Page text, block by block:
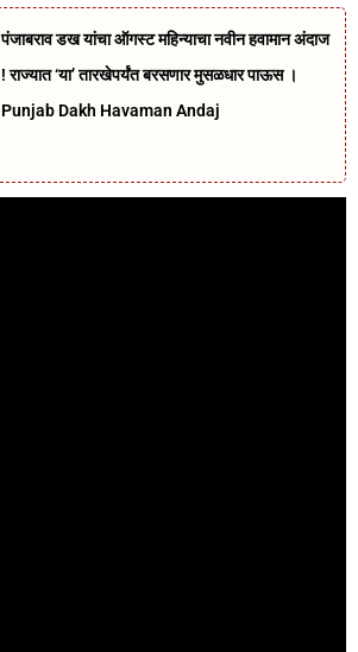
पंजाबराव डख यांचा ऑगस्ट महिन्याचा नवीन हवामान अंदाज
! राज्यात ‘या’ तारखेपर्यंत बरसणार मुसळधार पाऊस ।
Punjab Dakh Havaman Andaj